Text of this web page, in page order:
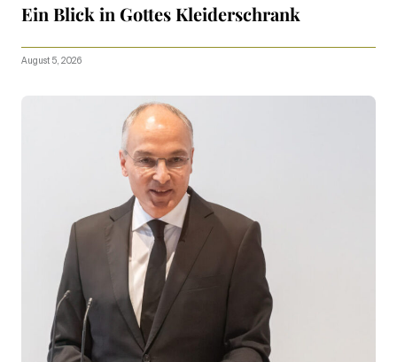
Ein Blick in Gottes Kleiderschrank
August 5, 2026